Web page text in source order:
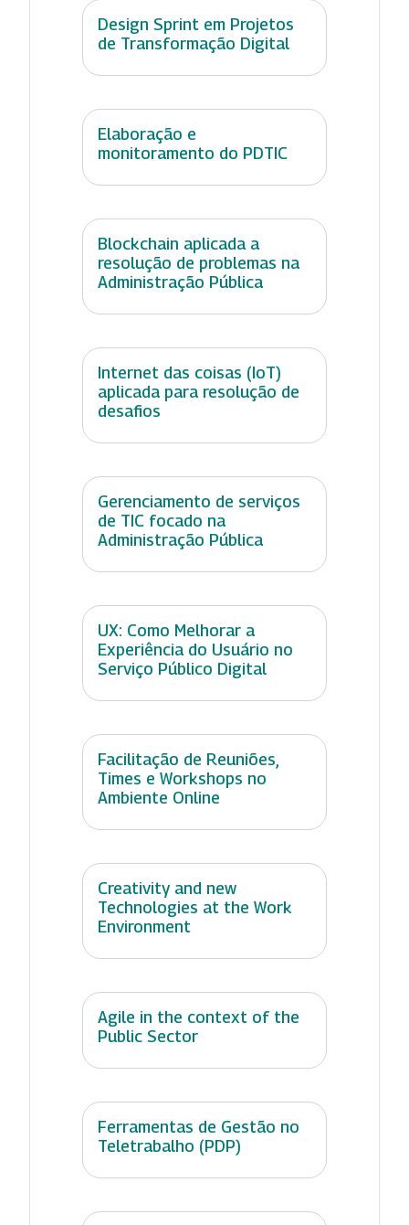
Design Sprint em Projetos
de Transformação Digital
Elaboração e
monitoramento do PDTIC
Blockchain aplicada a
resolução de problemas na
Administração Pública
Internet das coisas (IoT)
aplicada para resolução de
desafios
Gerenciamento de serviços
de TIC focado na
Administração Pública
UX: Como Melhorar a
Experiência do Usuário no
Serviço Público Digital
Facilitação de Reuniões,
Times e Workshops no
Ambiente Online
Creativity and new
Technologies at the Work
Environment
Agile in the context of the
Public Sector
Ferramentas de Gestão no
Teletrabalho (PDP)